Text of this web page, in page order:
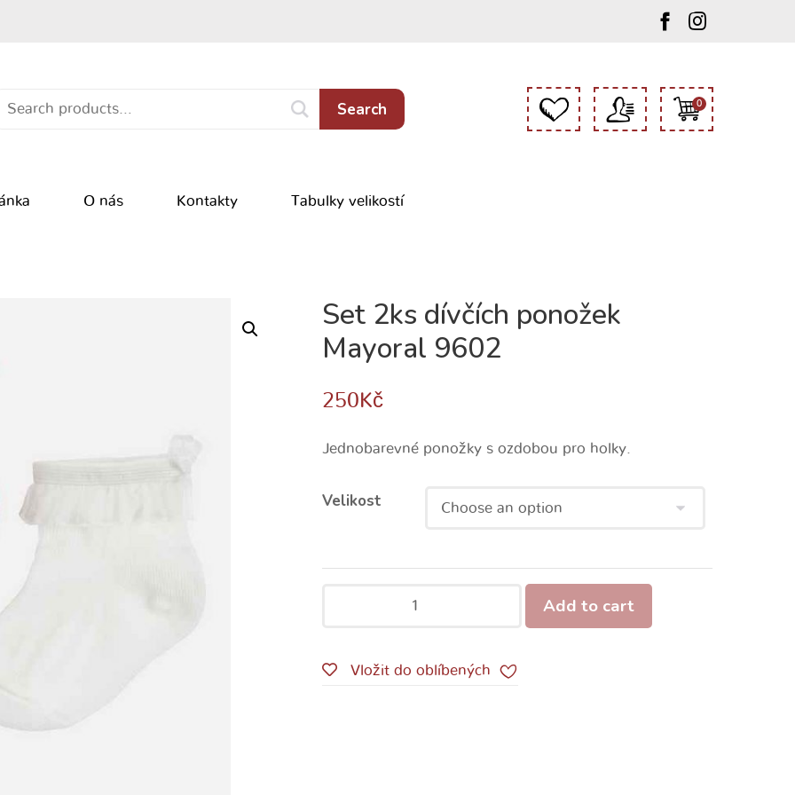
Search 0
O nás Kontakty Tabulky velikostí
Set 2ks dívčích ponožek
Mayoral 9602
250Kč
Jednobarevné ponožky s ozdobou pro holky.
Velikost
Add to cart
Vložit do oblíbených